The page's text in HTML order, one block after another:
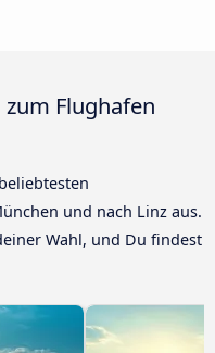
Flughafen
und nach Linz aus.
Wahl, und Du findest